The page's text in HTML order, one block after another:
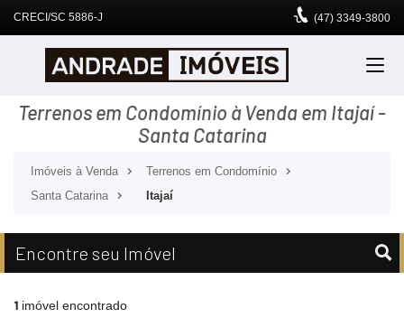
CRECI/SC 5886-J (47) 3349-3800
Terrenos em Condomínio à Venda em Itajaí -
Santa Catarina
Imóveis à Venda
Terrenos em Condomínio
Santa Catarina
Itajaí
Encontre seu Imóvel
1 imóvel encontrado